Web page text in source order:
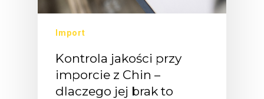
Import
Kontrola jakości przy
imporcie z Chin –
dlaczego jej brak to